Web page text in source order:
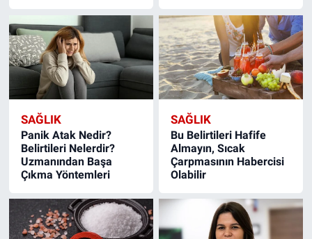
SAĞLIK
Panik Atak Nedir?
Belirtileri Nelerdir?
Uzmanından Başa
Çıkma Yöntemleri
SAĞLIK
Bu Belirtileri Hafife
Almayın, Sıcak
Çarpmasının Habercisi
Olabilir